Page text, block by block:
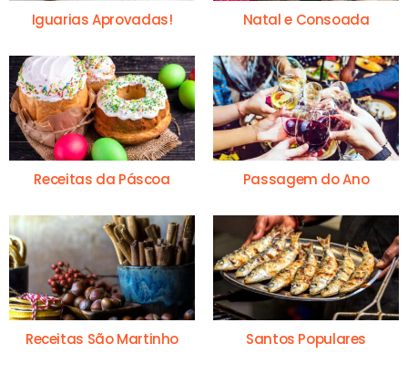
Iguarias Aprovadas! Natal e Consoada
Receitas da Páscoa Passagem do Ano
Receitas São Martinho Santos Populares